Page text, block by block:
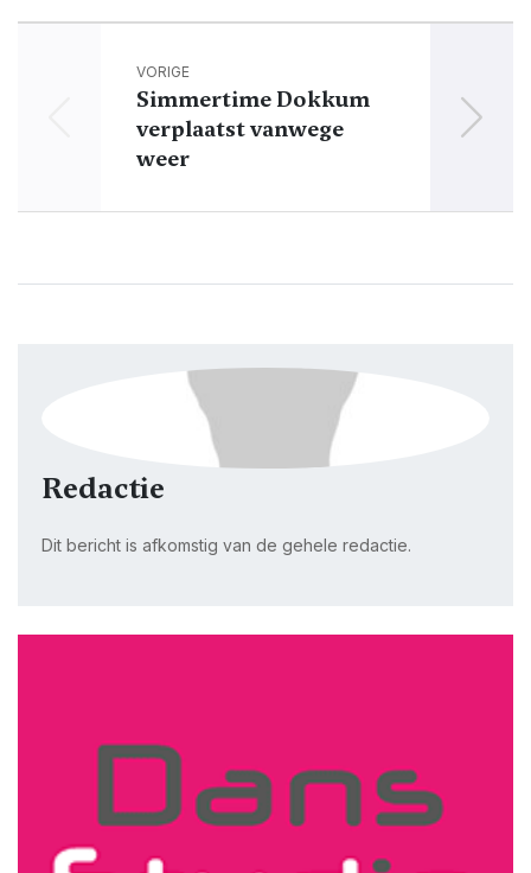
VORIGE
Simmertime Dokkum
verplaatst vanwege
weer
Redactie
Dit bericht is afkomstig van de gehele redactie.